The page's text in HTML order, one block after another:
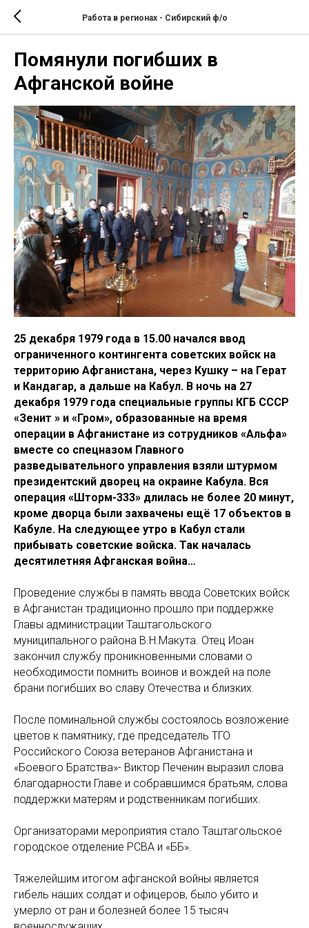
Работа в регионах - Сибирский ф/о
Помянули погибших в
Афганской войне
25 декабря 1979 года в 15.00 начался ввод
ограниченного контингента советских войск на
территорию Афганистана, через Кушку – на Герат
и Кандагар, а дальше на Кабул. В ночь на 27
декабря 1979 года специальные группы КГБ СССР
«Зенит » и «Гром», образованные на время
операции в Афганистане из сотрудников «Альфа»
вместе со спецназом Главного
разведывательного управления взяли штурмом
президентский дворец на окраине Кабула. Вся
операция «Шторм-333» длилась не более 20 минут,
кроме дворца были захвачены ещё 17 объектов в
Кабуле. На следующее утро в Кабул стали
прибывать советские войска. Так началась
десятилетняя Афганская война…
Проведение службы в память ввода Советских войск
в Афганистан традиционно прошло при поддержке
Главы администрации Таштагольского
муниципального района В.Н.Макута. Отец Иоан
закончил службу проникновенными словами о
необходимости помнить воинов и вождей на поле
брани погибших во славу Отечества и близких.
После поминальной службы состоялось возложение
цветов к памятнику, где председатель ТГО
Российского Союза ветеранов Афганистана и
«Боевого Братства»- Виктор Печенин выразил слова
благодарности Главе и собравшимся братьям, слова
поддержки матерям и родственникам погибших.
Организаторами мероприятия стало Таштагольское
городское отделение РСВА и «ББ».
Тяжелейшим итогом афганской войны является
гибель наших солдат и офицеров, было убито и
умерло от ран и болезней более 15 тысяч